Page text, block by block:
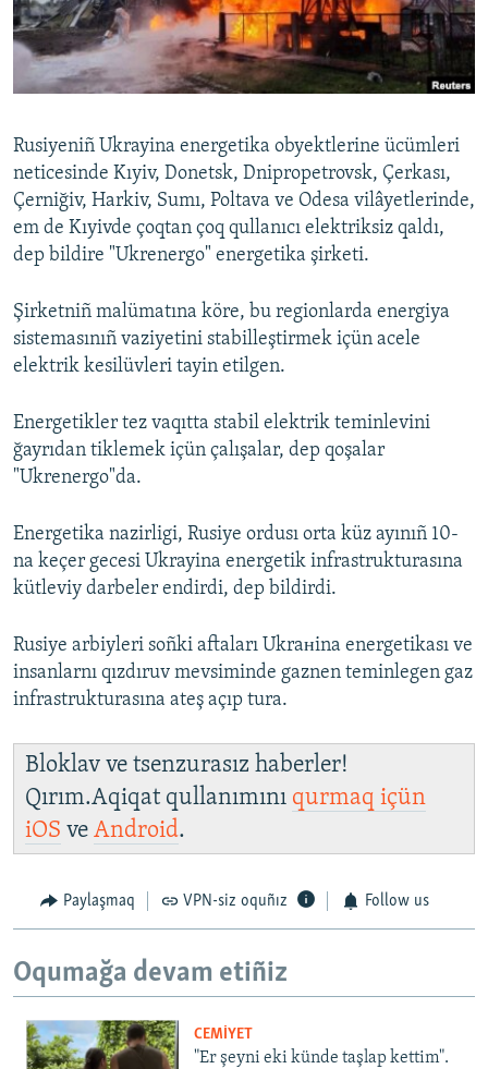
Українською
QOŞULIÑIZ!
RFE/RS bütün saytları
Rusiyeniñ Ukrayina energetika obyektlerine ücümleri
neticesinde Kıyiv, Donetsk, Dnipropetrovsk, Çerkası,
Çerniğiv, Harkiv, Sumı, Poltava ve Odesa vilâyetlerinde,
em de Kıyivde çoqtan çoq qullanıcı elektriksiz qaldı,
dep bildire "Ukrenergo" energetika şirketi.
Şirketniñ malümatına köre, bu regionlarda energiya
sistemasınıñ vaziyetini stabilleştirmek içün acele
elektrik kesilüvleri tayin etilgen.
Energetikler tez vaqıtta stabil elektrik teminlevini
ğayrıdan tiklemek içün çalışalar, dep qoşalar
"Ukrenergo"da.
Energetika nazirligi, Rusiye ordusı orta küz ayınıñ 10-
na keçer gecesi Ukrayina energetik infrastrukturasına
kütleviy darbeler endirdi, dep bildirdi.
Rusiye arbiyleri soñki aftaları Ukraнina energetikası ve
insanlarnı qızdıruv mevsiminde gaznen teminlegen gaz
infrastrukturasına ateş açıp tura.
Bloklav ve tsenzurasız haberler!
Qırım.Aqiqat qullanımını qurmaq içün
iOS ve Android.
Paylaşmaq VPN-siz oquñız Follow us
Oqumağa devam etiñiz
CEMİYET
"Er şeyni eki künde taşlap kettim".